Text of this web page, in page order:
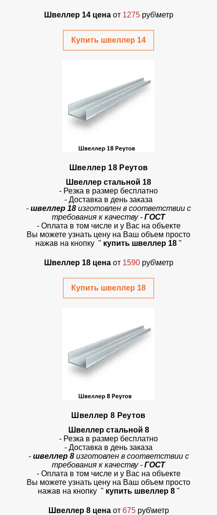
Швеллер 14 цена от 1275 руб\метр
Купить швеллер 14
Швеллер 18 Реутов
Швеллер стальной 18
- Резка в размер бесплатно
- Доставка в день заказа
- швеллер 18 изготовлен в соответствии с
требования к качеству - ГОСТ
- Оплата в том числе и у Вас на объекте
Вы можете узнать цену на Ваш объем просто
нажав на кнопку " купить швеллер 18 "
Швеллер 18 цена от1590 руб\метр
Купить швеллер 18
Швеллер 8 Реутов
Швеллер стальной 8
- Резка в размер бесплатно
- Доставка в день заказа
- швеллер 8изготовлен в соответствии с
требования к качеству - ГОСТ
- Оплата в том числе и у Вас на объекте
Вы можете узнать цену на Ваш объем просто
нажав на кнопку " купить швеллер 8 "
Швеллер 8 цена от 675 руб\метр